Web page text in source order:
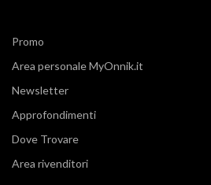
Promo
Area personale MyOnnik.it
Newsletter
Approfondimenti
Dove Trovare
Area rivenditori